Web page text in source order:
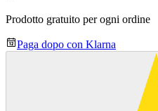
Prodotto gratuito per ogni ordine
Paga dopo con Klarna